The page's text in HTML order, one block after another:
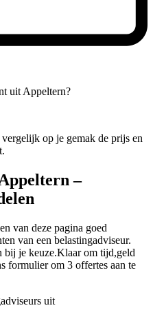
uit Appeltern?
op je gemak de prijs en
–
van deze pagina goed
van een belastingadviseur.
bij je keuze.Klaar om tijd,geld
formulier om 3 offertes aan te
uit